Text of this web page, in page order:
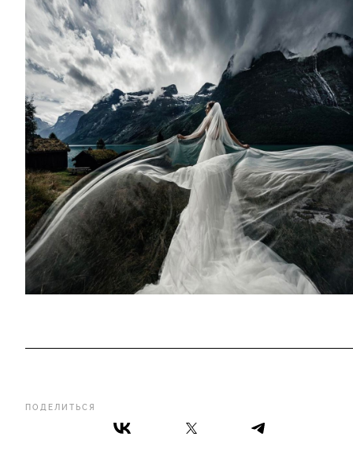
ПОДЕЛИТЬСЯ